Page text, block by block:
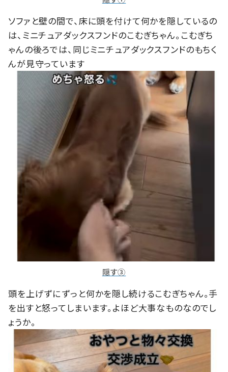
ソファと壁の間で、床に頭を付けて何かを隠しているの
は、ミニチュアダックスフンドのこむぎちゃん。こむぎち
ゃんの後ろでは、同じミニチュアダックスフンドのもちく
んが見守っています
隠す③
頭を上げずにずっと何かを隠し続けるこむぎちゃん。手
を出すと怒ってしまいます。よほど大事なものなのでし
ょうか。